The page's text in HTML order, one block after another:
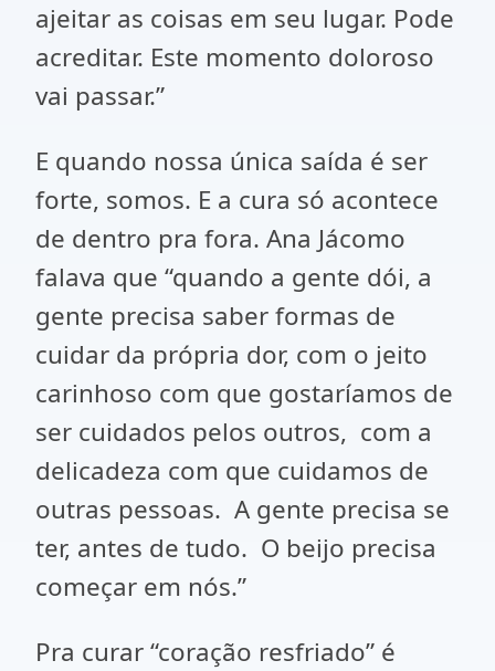
ajeitar as coisas em seu lugar. Pode
acreditar. Este momento doloroso
vai passar.”
E quando nossa única saída é ser
forte, somos. E a cura só acontece
de dentro pra fora. Ana Jácomo
falava que “quando a gente dói, a
gente precisa saber formas de
cuidar da própria dor, com o jeito
carinhoso com que gostaríamos de
ser cuidados pelos outros, com a
delicadeza com que cuidamos de
outras pessoas. A gente precisa se
ter, antes de tudo. O beijo precisa
começar em nós.”
Pra curar “coração resfriado” é